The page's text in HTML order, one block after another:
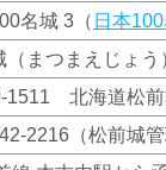
名城 3（ 日本
（まつまえじょう
1511 北海道松
2216（松前城管